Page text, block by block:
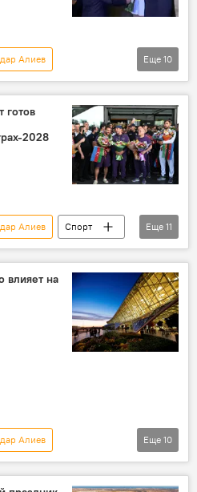
Здоровье
Алиев
Владимир Путин
Прибытие
Еще 10
готов
2028
Алиев
Спорт
Париж
Дзюдо
Еще 11
влияет на
Алиев
Еще 10